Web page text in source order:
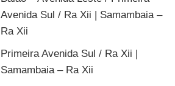
Avenida Sul / Ra Xii | Samambaia –
Ra Xii
Primeira Avenida Sul / Ra Xii |
Samambaia – Ra Xii